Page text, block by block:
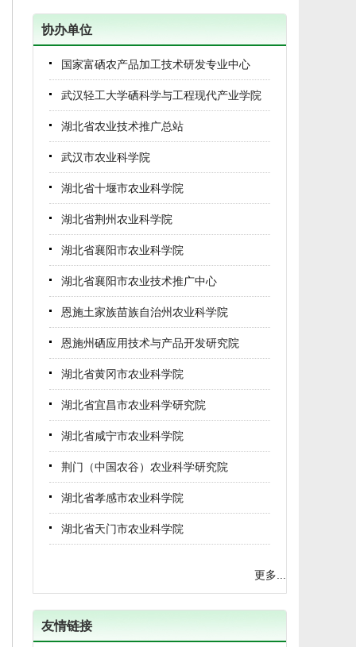
农经所党委书记一行赴咸宁市农科院调研交
流new
(2026-05-22)
农经所期刊社召开农业科技期刊高质量发展
座谈会new
(2026-04-20)
农经所期刊社召开农业科技期刊高质量发展
(2026-03-31)
科院农业信息研究所所纪委、 党支部、九三
活动(2026-03-31)
长江蔬菜杂志社赴湖北省农业科学院科技期
刊社交流座谈
(2026-03-06)
载誉而归！湖北省农科院科技期刊在2026年
中国农业期刊学术年会斩获多项荣誉
(2026-07-29)
《湖北农业科学》成功入选农学领域高质量
《湖北农业科学》两部短视频作品分获第三
届科技论文短视频大赛二、三等奖
协办单位
国家富硒农产品加工技术研发专业中心
武汉轻工大学硒科学与工程现代产业学院
湖北省农业技术推广总站
武汉市农业科学院
湖北省十堰市农业科学院
湖北省荆州农业科学院
湖北省襄阳市农业科学院
湖北省襄阳市农业技术推广中心
恩施土家族苗族自治州农业科学院
恩施州硒应用技术与产品开发研究院
湖北省黄冈市农业科学院
湖北省宜昌市农业科学研究院
湖北省咸宁市农业科学院
荆门（中国农谷）农业科学研究院
湖北省孝感市农业科学院
湖北省天门市农业科学院
更多...
友情链接